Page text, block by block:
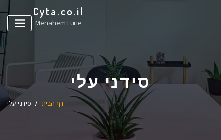
Cyta.co.il
Menahem Lurie
סידני עלי
דף הבית סידני עלי